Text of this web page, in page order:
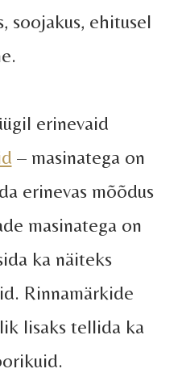
soojakus, ehitusel
erinevaid
– masinatega on
erinevas mõõdus
masinatega on
ka näiteks
Rinnamärkide
lisaks tellida ka